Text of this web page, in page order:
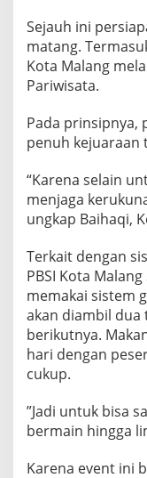
Sejauh ini
matang.
Kota Malang
Pariwisata.
Pada prinsipnya,
penuh kejuaraan
“Karena selain
menjaga
ungkap Baihaqi,
Terkait dengan
PBSI Kota
memakai sistem
akan diambil dua
berikutnya.
hari dengan
cukup.
”Jadi untuk bisa
bermain hingga
Karena event ini